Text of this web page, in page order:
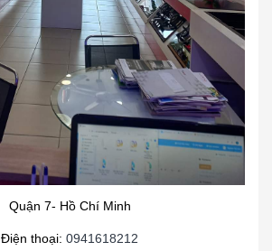
Quận 7- Hồ Chí Minh
Điện thoại: 0941618212